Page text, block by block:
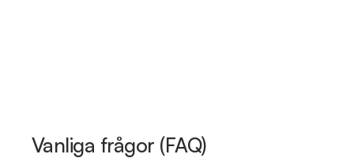
Vanliga frågor (FAQ)